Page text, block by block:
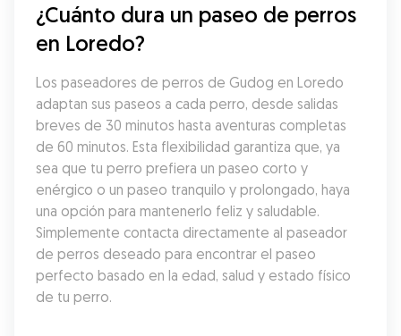
¿Cuánto dura un paseo de perros
en Loredo?
Los paseadores de perros de Gudog en Loredo
adaptan sus paseos a cada perro, desde salidas
breves de 30 minutos hasta aventuras completas
de 60 minutos. Esta flexibilidad garantiza que, ya
sea que tu perro prefiera un paseo corto y
enérgico o un paseo tranquilo y prolongado, haya
una opción para mantenerlo feliz y saludable.
Simplemente contacta directamente al paseador
de perros deseado para encontrar el paseo
perfecto basado en la edad, salud y estado físico
de tu perro.